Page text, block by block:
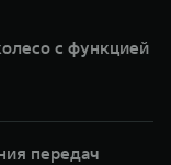
с функцией
передач